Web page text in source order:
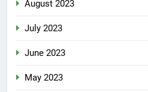
August 2023
July 2023
June 2023
May 2023